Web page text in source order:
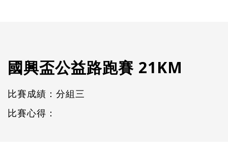
國興盃公益路跑賽 21KM
比賽成績：分組三
比賽心得：